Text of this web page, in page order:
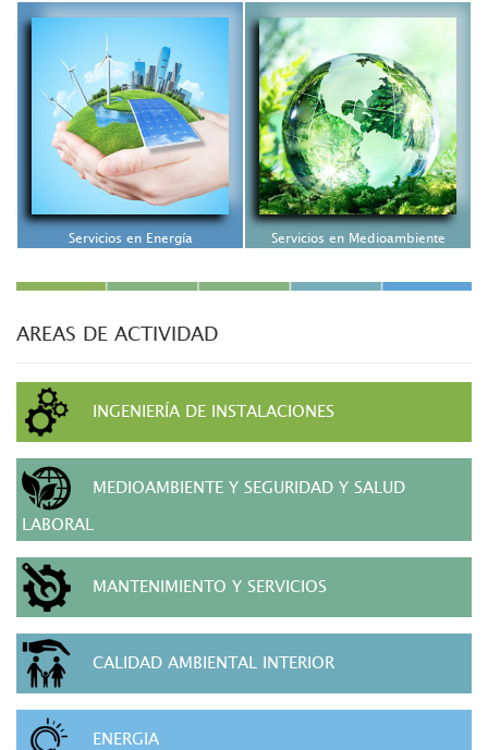
Servicios en Energía Servicios en Medioambiente
AREAS DE ACTIVIDAD
INGENIERÍA DE INSTALACIONES
MEDIOAMBIENTE Y SEGURIDAD Y SALUD
LABORAL
MANTENIMIENTO Y SERVICIOS
CALIDAD AMBIENTAL INTERIOR
ENERGIA